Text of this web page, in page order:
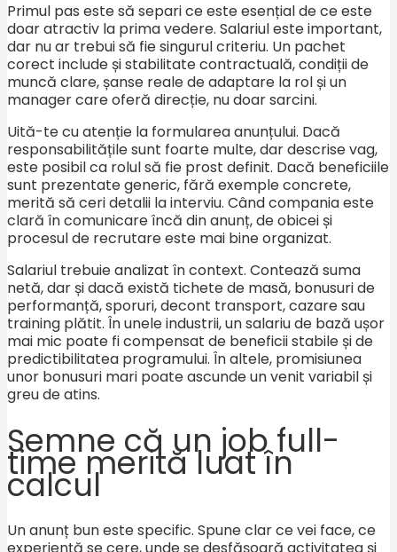
Primul pas este să separi ce este esențial de ce este
doar atractiv la prima vedere. Salariul este important,
dar nu ar trebui să fie singurul criteriu. Un pachet
corect include și stabilitate contractuală, condiții de
muncă clare, șanse reale de adaptare la rol și un
manager care oferă direcție, nu doar sarcini.
Uită-te cu atenție la formularea anunțului. Dacă
responsabilitățile sunt foarte multe, dar descrise vag,
este posibil ca rolul să fie prost definit. Dacă beneficiile
sunt prezentate generic, fără exemple concrete,
merită să ceri detalii la interviu. Când compania este
clară în comunicare încă din anunț, de obicei și
procesul de recrutare este mai bine organizat.
Salariul trebuie analizat în context. Contează suma
netă, dar și dacă există tichete de masă, bonusuri de
performanță, sporuri, decont transport, cazare sau
training plătit. În unele industrii, un salariu de bază ușor
mai mic poate fi compensat de beneficii stabile și de
predictibilitatea programului. În altele, promisiunea
unor bonusuri mari poate ascunde un venit variabil și
greu de atins.
Semne că un job full-
time merită luat în
calcul
Un anunț bun este specific. Spune clar ce vei face, ce